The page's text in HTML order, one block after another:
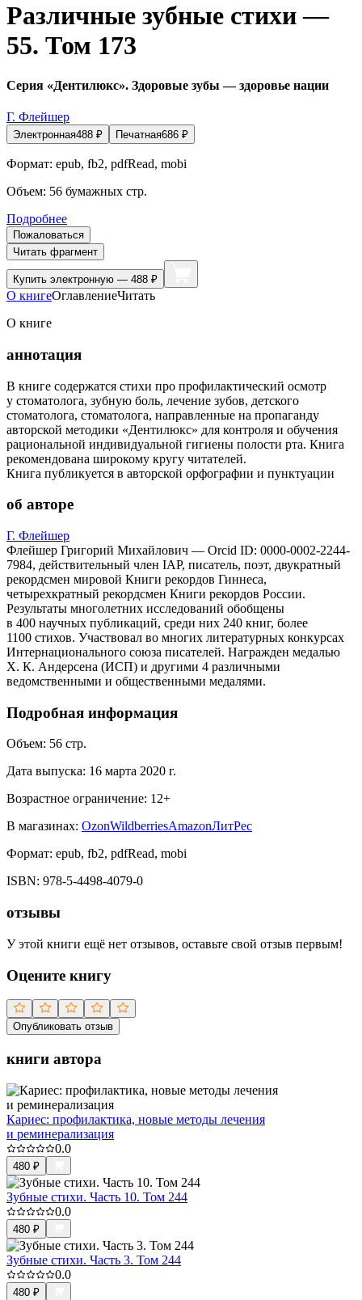
Различные зубные стихи —
55. Том 173
Серия «Дентилюкс». Здоровые зубы — здоровье нации
Г. Флейшер
Электронная488 ₽ Печатная686 ₽
Формат: epub, fb2, pdfRead, mobi
Объем: 56 бумажных стр.
Подробнее
Пожаловаться
Читать фрагмент
Купить электронную — 488 ₽
О книгеОглавлениеЧитать
О книге
аннотация
В книге содержатся стихи про профилактический осмотр
у стоматолога, зубную боль, лечение зубов, детского
стоматолога, стоматолога, направленные на пропаганду
авторской методики «Дентилюкс» для контроля и обучения
рациональной индивидуальной гигиены полости рта. Книга
рекомендована широкому кругу читателей.
Книга публикуется в авторской орфографии и пунктуации
об авторе
Г. Флейшер
Флейшер Григорий Михайлович — Orcid ID: 0000-0002-2244-
7984, действительный член IAP, писатель, поэт, двукратный
рекордсмен мировой Книги рекордов Гиннеса,
четырехкратный рекордсмен Книги рекордов России.
Результаты многолетних исследований обобщены
в 400 научных публикаций, среди них 240 книг, более
1100 стихов. Участвовал во многих литературных конкурсах
Интернационального союза писателей. Награжден медалью
Х. К. Андерсена (ИСП) и другими 4 различными
ведомственными и общественными медалями.
Подробная информация
Объем: 56 стр.
Дата выпуска: 16 марта 2020 г.
Возрастное ограничение: 12+
В магазинах: OzonWildberriesAmazonЛитРес
Формат: epub, fb2, pdfRead, mobi
ISBN: 978-5-4498-4079-0
отзывы
У этой книги ещё нет отзывов, оставьте свой отзыв первым!
Оцените книгу
Опубликовать отзыв
книги автора
Кариес: профилактика, новые методы лечения
и реминерализация
0.0
480 ₽
Зубные стихи. Часть 10. Том 244
0.0
480 ₽
Зубные стихи. Часть 3. Том 244
0.0
480 ₽